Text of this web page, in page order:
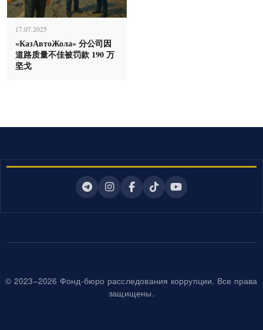
17.07.2025
«КазАвтоЖола» 分公司因
道路质量不佳被罚款 190 万
坚戈
© 2023–2026 Фонд-бюро расследования коррупции. Все права
защищены.